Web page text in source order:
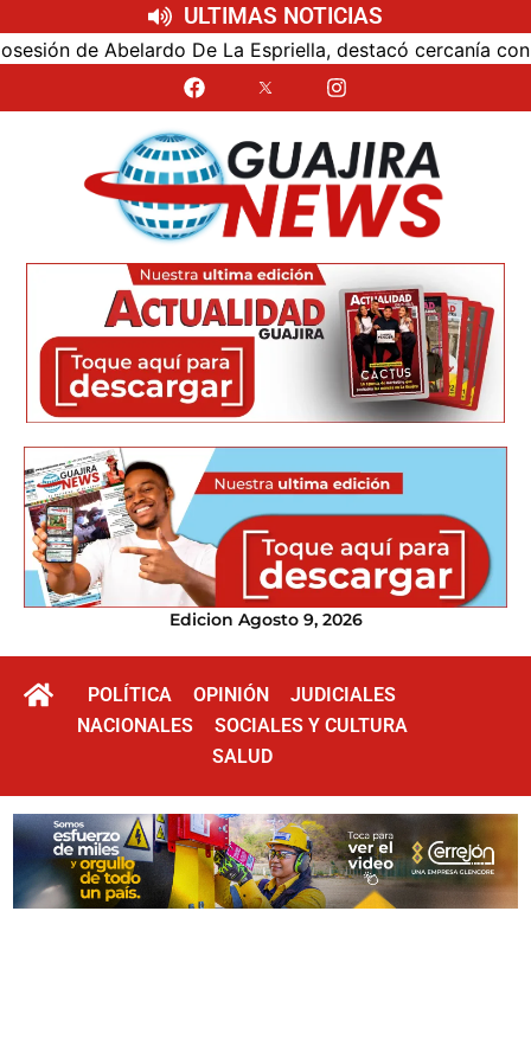
ULTIMAS NOTICIAS
Abelardo De La Espriella, destacó cercanía con el
Edicion Agosto 9, 2026
POLÍTICA OPINIÓN
JUDICIALES
NACIONALES
SOCIALES Y CULTURA
SALUD